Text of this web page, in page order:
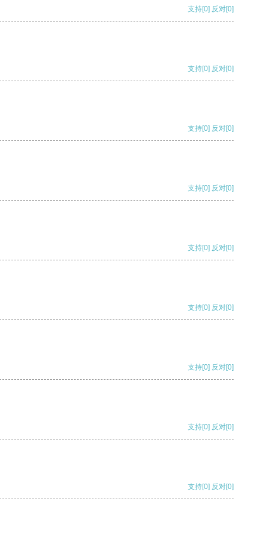
支持[0] 反对[0]
支持[0] 反对[0]
支持[0] 反对[0]
支持[0] 反对[0]
支持[0] 反对[0]
支持[0] 反对[0]
支持[0] 反对[0]
支持[0] 反对[0]
支持[0] 反对[0]